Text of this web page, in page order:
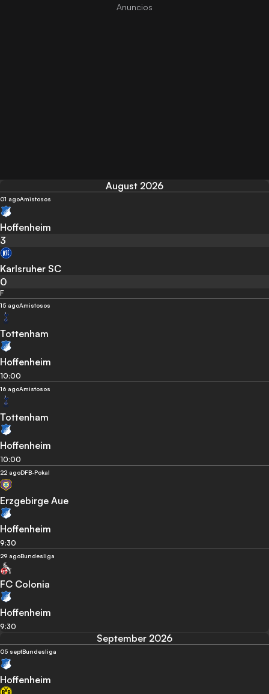
August 2026
01 agoAmistosos
Hoffenheim
3
Karlsruher SC
0
F
15 agoAmistosos
Tottenham
Hoffenheim
10:00
16 agoAmistosos
Tottenham
Hoffenheim
10:00
22 agoDFB-Pokal
Erzgebirge Aue
Hoffenheim
9:30
29 agoBundesliga
FC Colonia
Hoffenheim
9:30
September 2026
05 septBundesliga
Hoffenheim